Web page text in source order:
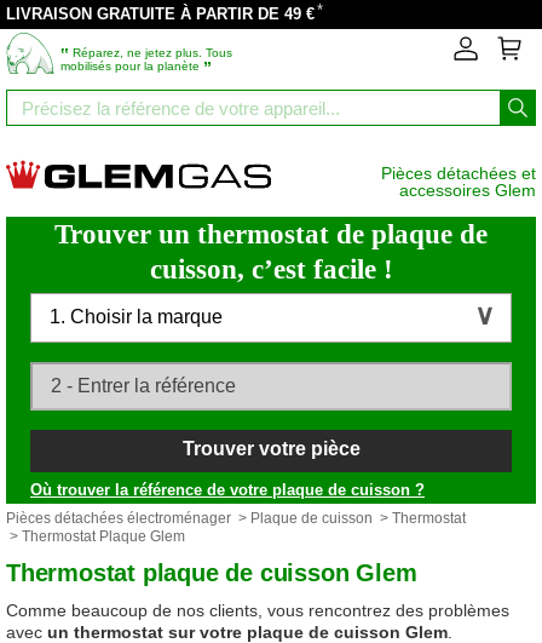
LIVRAISON GRATUITE À PARTIR DE 49 €*
‟ Réparez, ne jetez plus. Tous
mobilisés pour la planète ”
Pièces détachées et
accessoires Glem
Trouver un thermostat de plaque de
cuisson, c’est facile !
1. Choisir la marque
Trouver votre pièce
Où trouver la référence de votre plaque de cuisson ?
Pièces détachées électroménager > Plaque de cuisson > Thermostat
> Thermostat Plaque Glem
Thermostat plaque de cuisson Glem
Comme beaucoup de nos clients, vous rencontrez des problèmes
avec un thermostat sur votre plaque de cuisson Glem